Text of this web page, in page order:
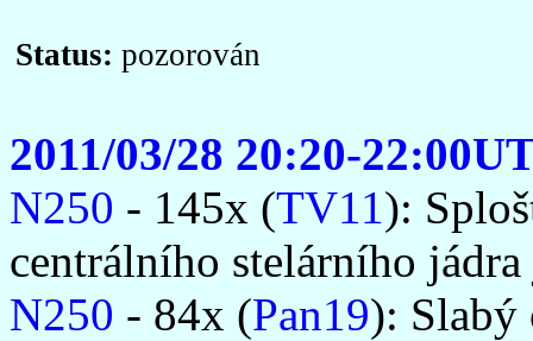
Status: pozorován
2011/03/28 20:20-
N250 - 145x (TV11):
centrálního stelárního
N250 - 84x (Pan19): Slabý